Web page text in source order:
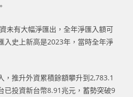
未有大幅淨匯出，全年淨匯入額可
入史上新高是2023年，當時全年淨
，推升外資累積餘額攀升到2,783.1
已投資新台幣8.91兆元，蓄勢突破9